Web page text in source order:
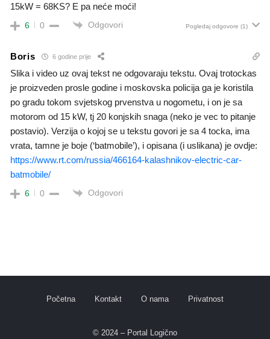
15kW = 68KS? E pa neće moći!
6 0 Odgovori Pogledaj odgovore (1)
Boris 6 godine prije
Slika i video uz ovaj tekst ne odgovaraju tekstu. Ovaj trotockas
je proizveden prosle godine i moskovska policija ga je koristila
po gradu tokom svjetskog prvenstva u nogometu, i on je sa
motorom od 15 kW, tj 20 konjskih snaga (neko je vec to pitanje
postavio). Verzija o kojoj se u tekstu govori je sa 4 tocka, ima
vrata, tamne je boje (‘batmobile’), i opisana (i uslikana) je ovdje:
https://www.rt.com/russia/466164-kalashnikov-electric-car-
batmobile/
6 0 Odgovori
Početna Kontakt O nama Privatnost
© 2024 – Portal Logično